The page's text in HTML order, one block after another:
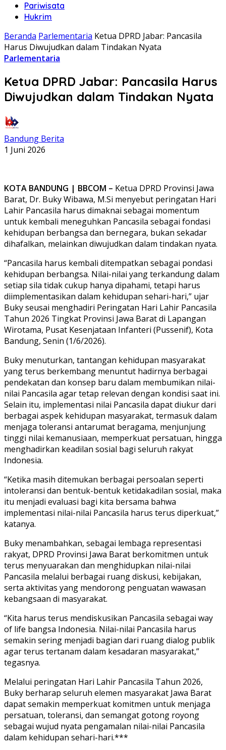
Pariwisata
Hukrim
Beranda Parlementaria Ketua DPRD Jabar: Pancasila
Harus Diwujudkan dalam Tindakan Nyata
Parlementaria
Ketua DPRD Jabar: Pancasila Harus
Diwujudkan dalam Tindakan Nyata
Bandung Berita
1 Juni 2026
KOTA BANDUNG | BBCOM – Ketua DPRD Provinsi Jawa
Barat, Dr. Buky Wibawa, M.Si menyebut peringatan Hari
Lahir Pancasila harus dimaknai sebagai momentum
untuk kembali meneguhkan Pancasila sebagai fondasi
kehidupan berbangsa dan bernegara, bukan sekadar
dihafalkan, melainkan diwujudkan dalam tindakan nyata.
“Pancasila harus kembali ditempatkan sebagai pondasi
kehidupan berbangsa. Nilai-nilai yang terkandung dalam
setiap sila tidak cukup hanya dipahami, tetapi harus
diimplementasikan dalam kehidupan sehari-hari,” ujar
Buky seusai menghadiri Peringatan Hari Lahir Pancasila
Tahun 2026 Tingkat Provinsi Jawa Barat di Lapangan
Wirotama, Pusat Kesenjataan Infanteri (Pussenif), Kota
Bandung, Senin (1/6/2026).
Buky menuturkan, tantangan kehidupan masyarakat
yang terus berkembang menuntut hadirnya berbagai
pendekatan dan konsep baru dalam membumikan nilai-
nilai Pancasila agar tetap relevan dengan kondisi saat ini.
Selain itu, implementasi nilai Pancasila dapat diukur dari
berbagai aspek kehidupan masyarakat, termasuk dalam
menjaga toleransi antarumat beragama, menjunjung
tinggi nilai kemanusiaan, memperkuat persatuan, hingga
menghadirkan keadilan sosial bagi seluruh rakyat
Indonesia.
“Ketika masih ditemukan berbagai persoalan seperti
intoleransi dan bentuk-bentuk ketidakadilan sosial, maka
itu menjadi evaluasi bagi kita bersama bahwa
implementasi nilai-nilai Pancasila harus terus diperkuat,”
katanya.
Buky menambahkan, sebagai lembaga representasi
rakyat, DPRD Provinsi Jawa Barat berkomitmen untuk
terus menyuarakan dan menghidupkan nilai-nilai
Pancasila melalui berbagai ruang diskusi, kebijakan,
serta aktivitas yang mendorong penguatan wawasan
kebangsaan di masyarakat.
“Kita harus terus mendiskusikan Pancasila sebagai way
of life bangsa Indonesia. Nilai-nilai Pancasila harus
semakin sering menjadi bagian dari ruang dialog publik
agar terus tertanam dalam kesadaran masyarakat,”
tegasnya.
Melalui peringatan Hari Lahir Pancasila Tahun 2026,
Buky berharap seluruh elemen masyarakat Jawa Barat
dapat semakin memperkuat komitmen untuk menjaga
persatuan, toleransi, dan semangat gotong royong
sebagai wujud nyata pengamalan nilai-nilai Pancasila
dalam kehidupan sehari-hari.***